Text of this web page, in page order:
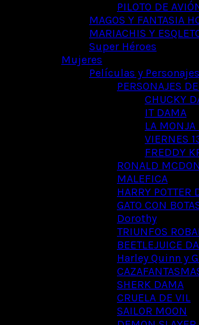
PILOTO DE
MAGOS Y FANTASIA
MARIACHIS Y
Super Héroes
Mujeres
Películas y Personajes
PERSONAJES
CHUCKY
IT DAMA
LA MONJA
VIERNES
FREDDY
RONALD
MALEFICA
HARRY POTTER
GATO CON
Dorothy
TRIUNFOS
BEETLEJUICE
Harley Quinn y
SHERK DAMA
CRUELA DE VIL
SAILOR MOON